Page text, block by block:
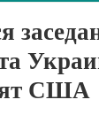
США